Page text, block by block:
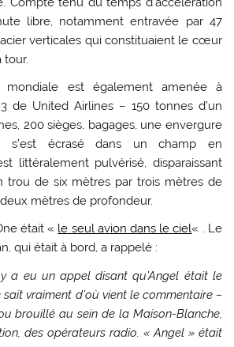
libre, notamment entravée par 47
verticales qui constituaient le cœur
tour.
mondiale est également amenée à
de United Airlines – 150 tonnes d’un
200 sièges, bagages, une envergure
écrasé dans un champ en
littéralement pulvérisé, disparaissant
trou de six mètres par trois mètres de
mètres de profondeur.
était « le seul avion dans le ciel« . Le
qui était à bord, a rappelé :
a eu un appel disant qu’Angel était le
sait vraiment d’où vient le commentaire –
brouillé au sein de la Maison-Blanche,
des opérateurs radio. « Angel » était